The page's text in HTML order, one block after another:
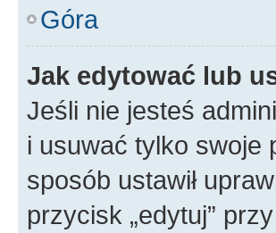
Góra
Jak edytować lub
Jeśli nie jesteś
i usuwać tylko swoje
sposób ustawił
przycisk „edytuj”